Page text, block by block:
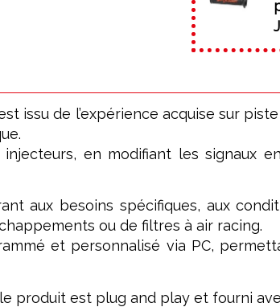
issu de l’expérience acquise sur
injecteurs, en modifiant les signaux
aux besoins spécifiques, aux
ou de filtres à air racing.
et personnalisé via PC,
produit est plug and play et fourni